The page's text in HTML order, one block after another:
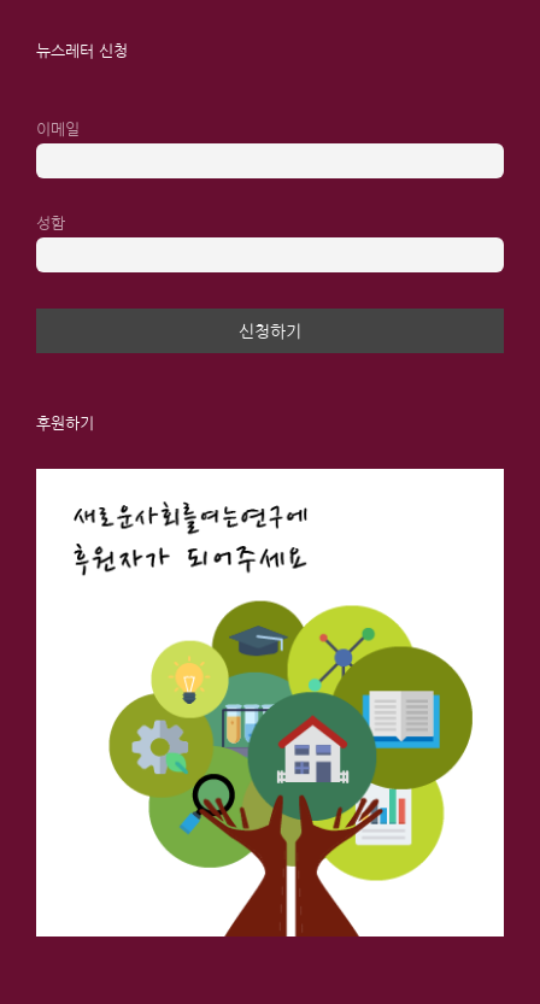
뉴스레터 신청
이메일
성함
후원하기